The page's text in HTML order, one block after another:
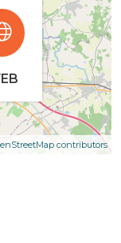
contributors